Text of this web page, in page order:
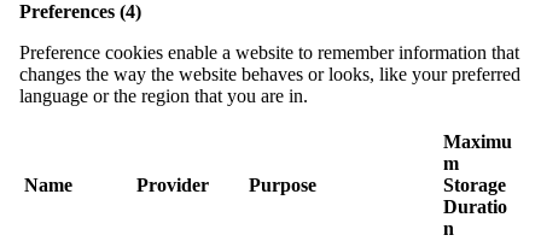
Preferences (4)
Preference cookies enable a website to remember information that
changes the way the website behaves or looks, like your preferred
language or the region that you are in.
Name Provider Purpose
Maximu
m
Storage
Duratio
n